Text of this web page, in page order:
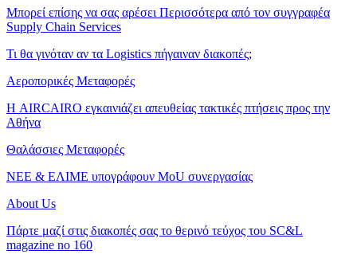
Μπορεί επίσης να σας αρέσει Περισσότερα από τον συγγραφέα
Supply Chain Services
Τι θα γινόταν αν τα Logistics πήγαιναν διακοπές;
Αεροπορικές Μεταφορές
Η AIRCAIRO εγκαινιάζει απευθείας τακτικές πτήσεις προς την
Αθήνα
Θαλάσσιες Μεταφορές
ΝΕΕ & ΕΛΙΜΕ υπογράφουν MoU συνεργασίας
About Us
Πάρτε μαζί στις διακοπές σας το θερινό τεύχος του SC&L
magazine no 160